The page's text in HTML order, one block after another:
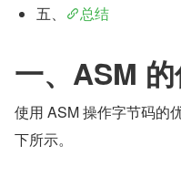
五、
总结
一、ASM
使用 ASM 操作字节码的
下所示。